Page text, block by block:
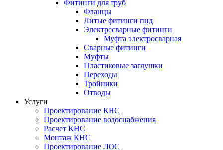
Фитинги для труб
Фланцы
Литые фитинги пнд
Электросварные фитинги
Муфта электросварная
Сварные фитинги
Муфты
Пластиковые заглушки
Переходы
Тройники
Отводы
Услуги
Проектирование КНС
Проектирование водоснабжения
Расчет КНС
Монтаж КНС
Проектирование ЛОС